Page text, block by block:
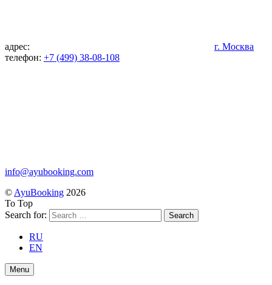
адрес:
г. Москва
телефон: +7 (499) 38-08-108
info@ayubooking.com
© AyuBooking 2026
To Top
Search for:
RU
EN
Menu